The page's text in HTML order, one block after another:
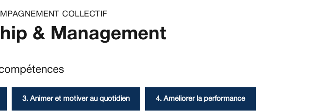
COLLECTIF
& Management
3. Animer et motiver au quotidien 4. Améliorer la performance